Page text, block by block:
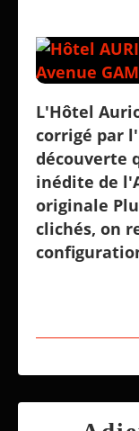
L'Hôtel
corrigé par
découverte
inédite de
originale
clichés, on